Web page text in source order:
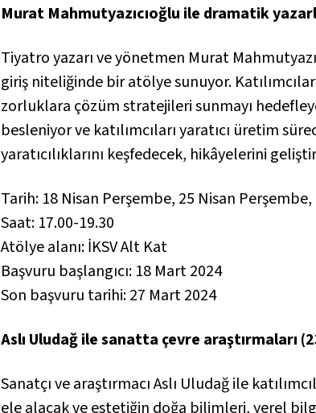
Murat Mahmutyazıcıoğlu ile dramatik
Tiyatro yazarı ve yönetmen Murat
giriş niteliğinde bir atölye sunuyor.
zorluklara çözüm stratejileri sunmayı
besleniyor ve katılımcıları yaratıcı üretim
yaratıcılıklarını keşfedecek, hikâyelerini
Tarih: 18 Nisan Perşembe, 25 Nisan
Saat: 17.00-19.30
Atölye alanı: İKSV Alt Kat
Başvuru başlangıcı: 18 Mart 2024
Son başvuru tarihi: 27 Mart 2024
Aslı Uludağ ile sanatta çevre araştırmaları
Sanatçı ve araştırmacı Aslı Uludağ ile
ele alacak ve estetiğin doğa bilimleri, yerel